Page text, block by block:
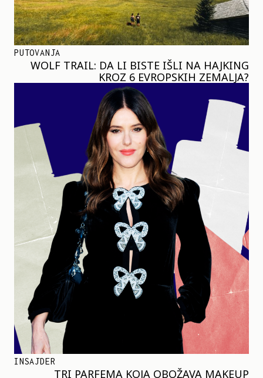
PUTOVANJA
WOLF TRAIL: DA LI BISTE IŠLI NA HAJKING
KROZ 6 EVROPSKIH ZEMALJA?
INSAJDER
TRI PARFEMA KOJA OBOŽAVA MAKEUP